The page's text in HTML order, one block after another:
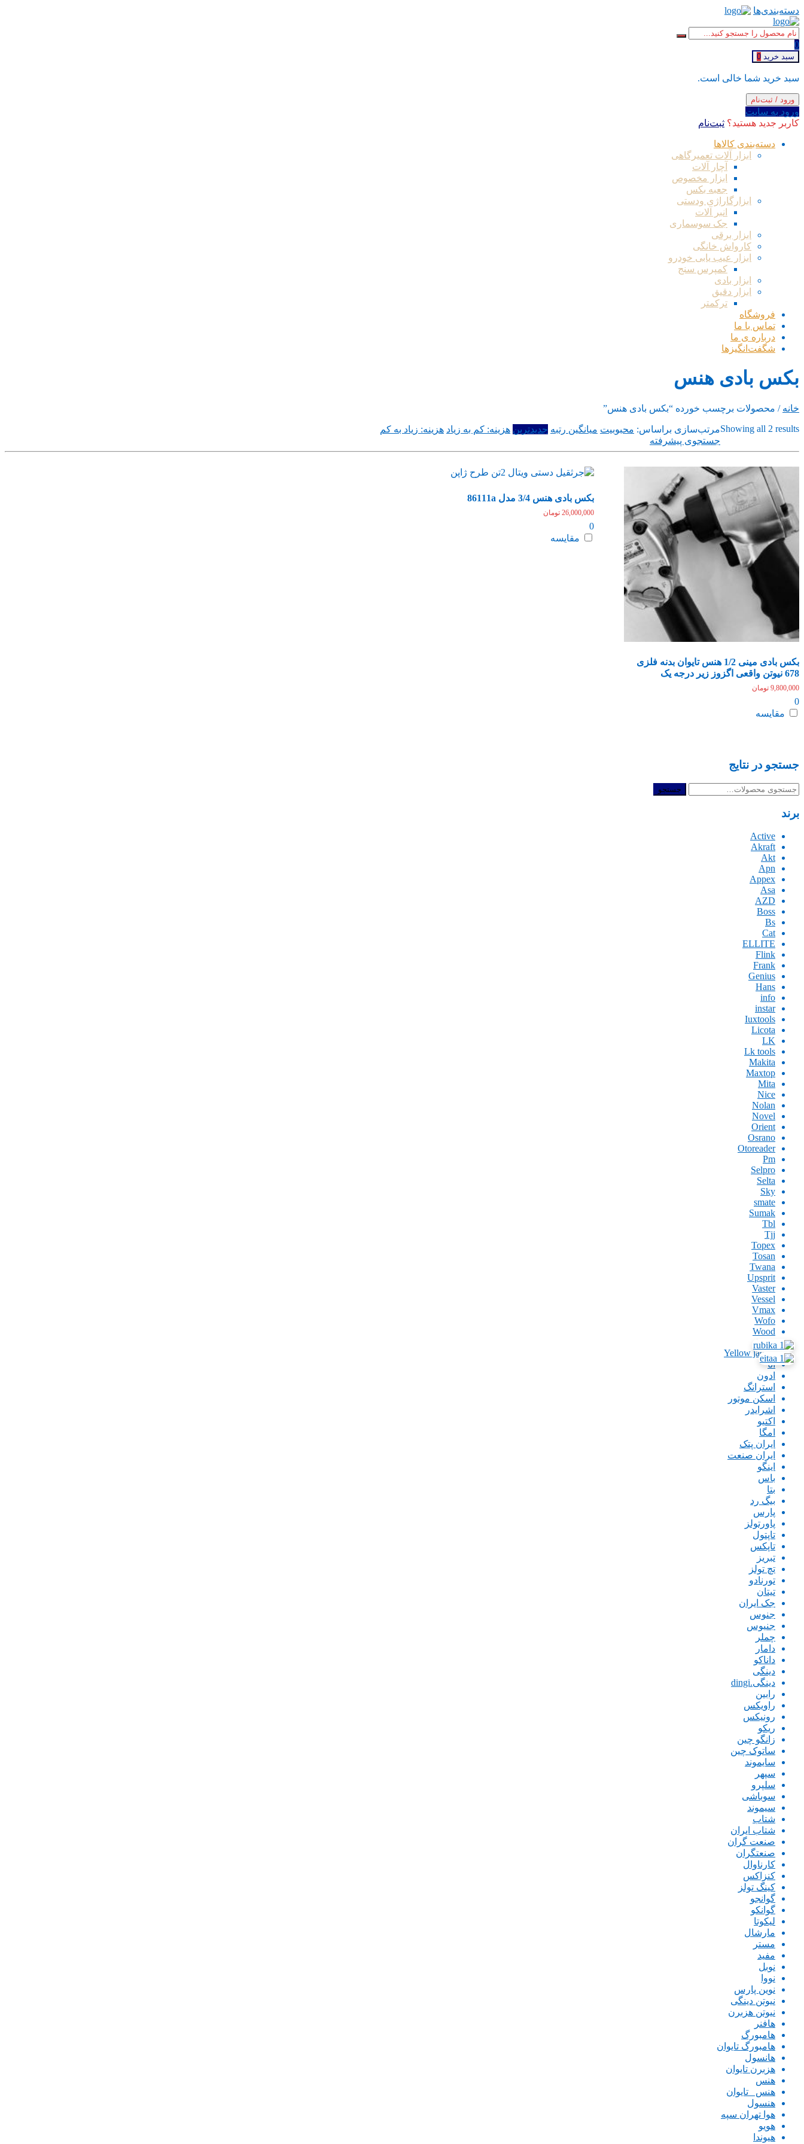
دسته‌بندی‌ها
0
سبد خرید 0
سبد خرید شما خالی است.
ورود / ثبت‌نام
ورود به سایت
کاربر جدید هستید؟ ثبت‌نام
دسته‌بندی کالاها
ابزار آلات تعمیرگاهی
آچار آلات
ابزار مخصوص
جعبه بکس
ابزارگاراژی ودستی
انبر آلات
جک سوسماری
ابزار برقی
کارواش خانگی
ابزار عیب یابی خودرو
کمپرس سنج
ابزار بادی
ابزار دقیق
ترکمتر
فروشگاه
تماس با ما
درباره ی ما
شگفت‌انگیزها
بکس بادی هنس
خانه / محصولات برچسب خورده “بکس بادی هنس”
Showing all 2 results
Sorted
by
latest
مرتب‌سازی براساس: محبوبیت میانگین رتبه جدیدترین هزینه: کم به زیاد هزینه: زیاد به کم
جستجوی پیشرفته
بکس بادی مینی 1/2 هنس تایوان بدنه فلزی
678 نیوتن واقعی اگزوز زیر درجه یک
9,800,000 تومان
0
مقایسه
بکس بادی هنس 3/4 مدل 86111a
26,000,000 تومان
0
مقایسه
جستجو در نتایج
جستجو
جستجو
برند
Active
Akraft
Akt
Apn
Appex
Asa
AZD
Boss
Bs
Cat
ELLITE
Flink
Frank
Genius
Hans
info
instar
Iuxtools
Licota
LK
Lk tools
Makita
Maxtop
Mita
Nice
Nolan
Novel
Orient
Osrano
Otoreader
Pm
Selpro
Selta
Sky
smate
Sumak
Tbl
Tjj
Topex
Tosan
Twana
Upsprit
Vaster
Vessel
Vmax
Wofo
Wood
Xion
Yellow jacket
اتا
ادون
استرانگ
اسکن موتور
اشرایدر
اکتیو
امگا
ایران پتک
ایران صنعت
اینگو
باس
بتا
بیگ رد
پارس
پاورتولز
تاپتول
تاپکس
تبریز
تچ تولز
تورنادو
تیتان
جک ایران
جنوس
جنیوس
چملر
دامار
داناکو
دینگی
دینگی.dingi
رابین
راویکس
رونیکس
ریکو
زانگو چین
ساتوک چین
سایموند
سپهر
سلپرو
سوباشی
سیموند
شتاب
شتاب ایران
صنعت گران
صنعتگران
کارناوال
کنزاکس
کینگ تولز
گوانجو
گوانکو
لیکوتا
مارشال
مستر
مفید
نوبل
نووا
نوین پارس
نیوتن دینگی
نیوتن هزبرن
هافنر
هامبورگ
هامبورگ تایوان
هانسول
هزبرن تایوان
هنس
هنس _تایوان
هنسول
هوا تهران سپه
هویو
هیوندا